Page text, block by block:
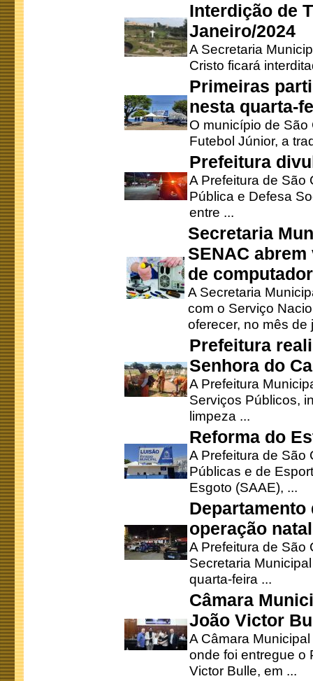
Interdição de
Janeiro/2024
A Secretaria
Cristo ficará
Primeiras
nesta quarta-
O município de
Futebol Júnior, a
Prefeitura
A Prefeitura de São
Pública e Defesa
entre ...
Secretaria
SENAC
de
A Secretaria
com o Serviço
oferecer, no mês de
Prefeitura
Senhora do
A Prefeitura
Serviços Públicos,
limpeza ...
Reforma do
A Prefeitura de São
Públicas e de
Esgoto (SAAE), ...
operação
A Prefeitura de São
Secretaria
quarta-feira ...
Câmara
João Victor
A Câmara
onde foi entregue o
Victor Bulle, em ...